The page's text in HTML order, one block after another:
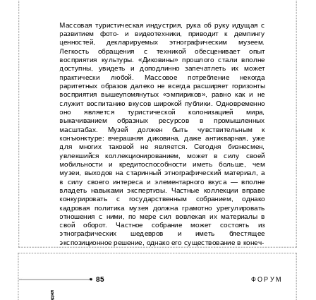
Массовая туристическая индустрия, рука об руку идущая с
развитием фото- и видеотехники, приводит к демпингу
ценностей, декларируемых этнографическим музеем.
Легкость обращения с техникой обесценивает опыт
восприятия культуры. «Диковины» прошлого стали вполне
доступны, увидеть и доподлинно запечатлеть их может
практически любой. Массовое потребление некогда
раритетных образов далеко не всегда расширяет горизонты
восприятия вышеупомянутых «эмпириков», равно как и не
служит воспитанию вкусов широкой публики. Одновременно
оно является туристической колонизацией мира,
выкачиванием образных ресурсов в промышленных
масштабах. Музей должен быть чувствительным к
конъюнктуре: вчерашняя диковина, даже антикварная, уже
для многих таковой не является. Сегодня бизнесмен,
увлекшийся коллекционированием, может в силу своей
мобильности и кредитоспособности иметь больше, чем
музеи, выходов на старинный этнографический материал, а
в силу своего интереса и элементарного вкуса — вполне
владеть навыками экспертизы. Частные коллекции вправе
конкурировать с государственным собранием, однако
кадровая политика музея должна грамотно урегулировать
отношения с ними, по мере сил вовлекая их материалы в
свой оборот. Частное собрание может состоять из
этнографических шедевров и иметь блестящее
экспозиционное решение, однако его существование в конеч-
85 Ф О Р У М